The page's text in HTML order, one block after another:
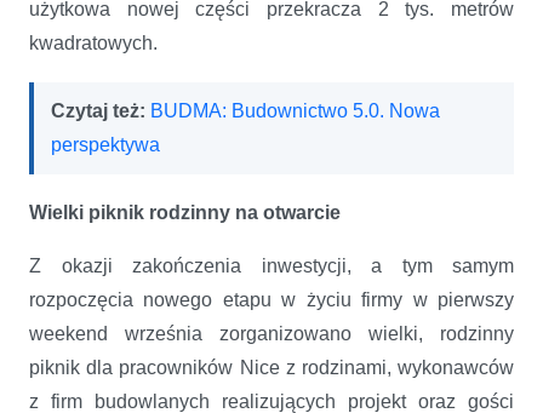
użytkowa nowej części przekracza 2 tys. metrów
kwadratowych.
Czytaj też: BUDMA: Budownictwo 5.0. Nowa
perspektywa
Wielki piknik rodzinny na otwarcie
Z okazji zakończenia inwestycji, a tym samym
rozpoczęcia nowego etapu w życiu firmy w pierwszy
weekend września zorganizowano wielki, rodzinny
piknik dla pracowników Nice z rodzinami, wykonawców
z firm budowlanych realizujących projekt oraz gości